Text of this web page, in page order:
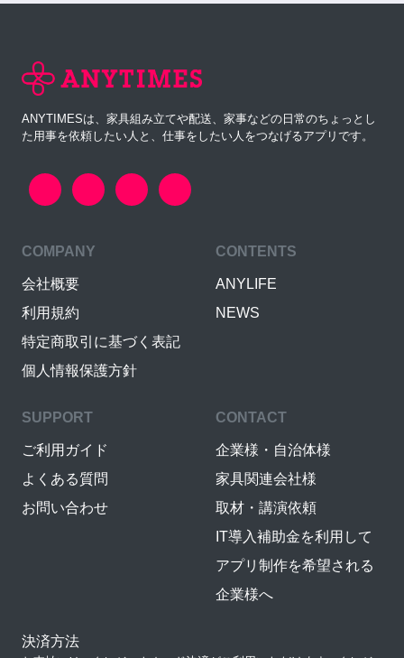
ANYTIMESは、家具組み立てや配送、家事などの日常のちょっとし
た用事を依頼したい人と、仕事をしたい人をつなげるアプリです。
COMPANY
会社概要
利用規約
特定商取引に基づく表記
個人情報保護方針
CONTENTS
ANYLIFE
NEWS
SUPPORT
ご利用ガイド
よくある質問
お問い合わせ
CONTACT
企業様・自治体様
家具関連会社様
取材・講演依頼
IT導入補助金を利用して
アプリ制作を希望される
企業様へ
決済方法